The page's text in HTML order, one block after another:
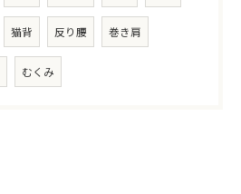
猫背 反り腰 巻き肩
むくみ